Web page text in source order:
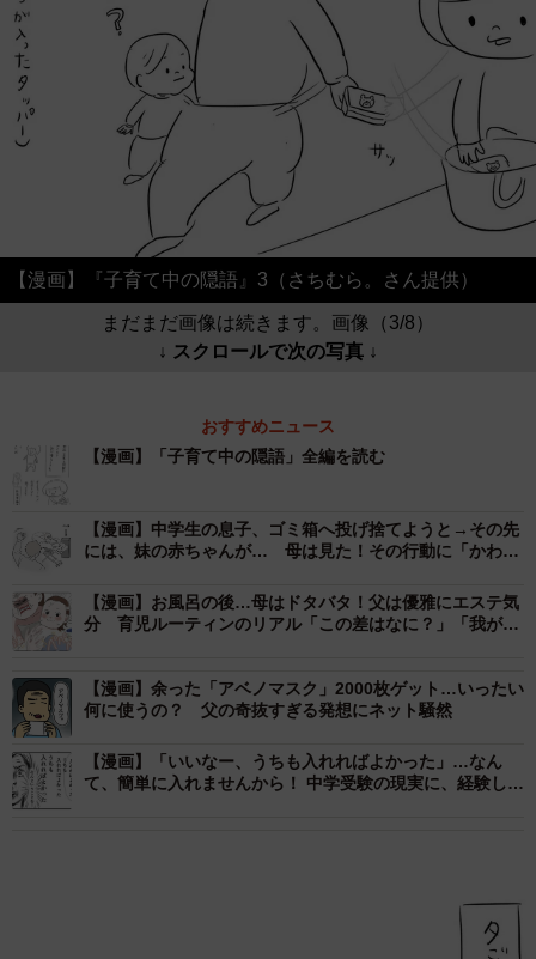
【漫画】『子育て中の隠語』3（さちむら。さん提供）
まだまだ画像は続きます。画像（3/8）
↓ スクロールで次の写真 ↓
おすすめニュース
【漫画】「子育て中の隠語」全編を読む
【漫画】中学生の息子、ゴミ箱へ投げ捨てようと→その先
には、妹の赤ちゃんが… 母は見た！その行動に「かわい
【漫画】お風呂の後…母はドタバタ！父は優雅にエステ気
分 育児ルーティンのリアル「この差はなに？」「我が家
【漫画】余った「アベノマスク」2000枚ゲット…いったい
何に使うの？ 父の奇抜すぎる発想にネット騒然
【漫画】「いいなー、うちも入れればよかった」…なん
て、簡単に入れませんから！ 中学受験の現実に、経験した